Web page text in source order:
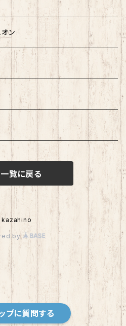
プに質問する
オン
覧に戻る
by